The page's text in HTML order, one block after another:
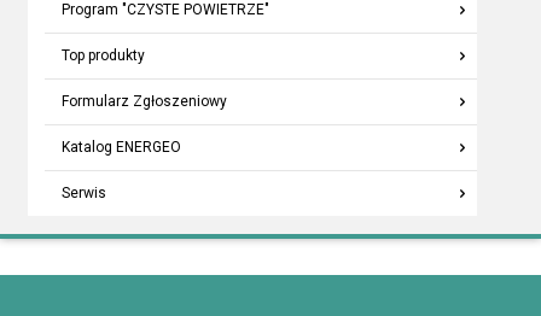
Program "CZYSTE POWIETRZE"
Top produkty
Formularz Zgłoszeniowy
Katalog ENERGEO
Serwis